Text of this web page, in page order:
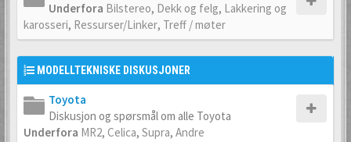
Underfora Bilstereo, Dekk og felg, Lakkering og
karosseri, Ressurser/Linker, Treff / møter
MODELLTEKNISKE DISKUSJONER
Toyota
Diskusjon og spørsmål om alle Toyota
Underfora MR2, Celica, Supra, Andre